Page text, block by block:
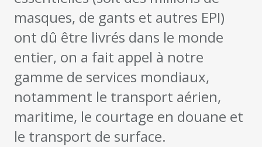
masques, de gants et autres EPI)
ont dû être livrés dans le monde
entier, on a fait appel à notre
gamme de services mondiaux,
notamment le transport aérien,
maritime, le courtage en douane et
le transport de surface.